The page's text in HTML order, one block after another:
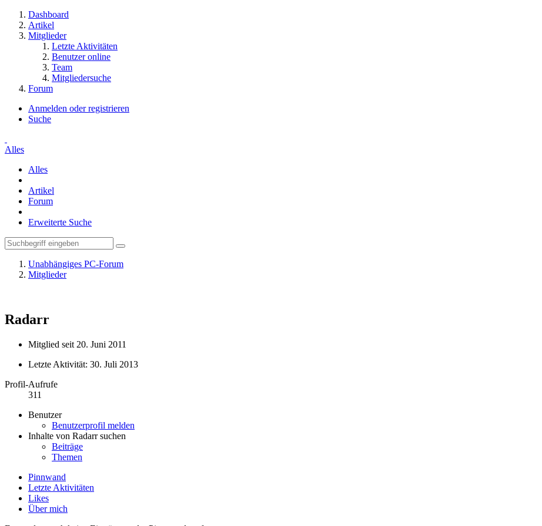
Dashboard
Artikel
Mitglieder
Letzte Aktivitäten
Benutzer online
Team
Mitgliedersuche
Forum
Anmelden oder registrieren
Suche
Alles
Alles
Artikel
Forum
Erweiterte Suche
Unabhängiges PC-Forum
Mitglieder
Radarr
Mitglied seit 20. Juni 2011
Letzte Aktivität: 30. Juli 2013
Profil-Aufrufe
311
Benutzer
Benutzerprofil melden
Inhalte von Radarr suchen
Beiträge
Themen
Pinnwand
Letzte Aktivitäten
Likes
Über mich